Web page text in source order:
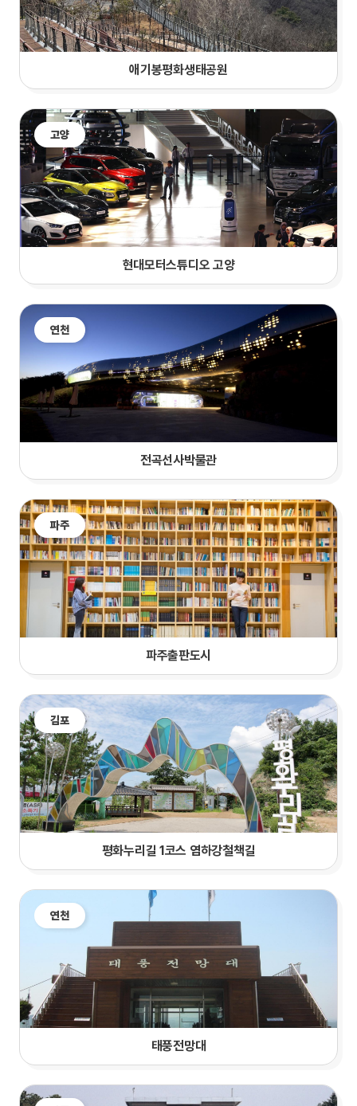
애기봉평화생태공원
고양
현대모터스튜디오 고양
연천
전곡선사박물관
파주
파주출판도시
김포
평화누리길 1코스 염하강철책길
연천
태풍전망대